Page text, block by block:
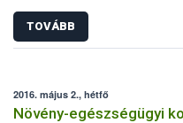
TOVÁBB
2016. május 2., hétfő
Növény-egészségügyi